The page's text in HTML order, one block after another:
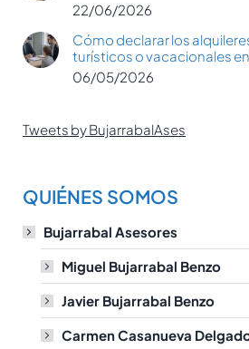
22/06/2026
Cómo declarar los
turísticos o vacacionales
06/05/2026
Tweets by BujarrabalAses
QUIÉNES SOMOS
Bujarrabal Asesores
Miguel Bujarrabal Benzo
Javier Bujarrabal Benzo
Carmen Casanueva